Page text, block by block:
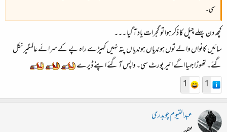
سی۔
کچھ دن پہلے چپل کا ذکر ہوا تو گجرات یاد آ گیا ۔۔۔
سائیں کانواں والے توں ہوندیاں ہوندیا ں پتہ نہیں کہیڑے راہ پے کے سرائے عالمگیر نکل
گئے۔ تھوڑا جہیا اگے ائیر پورٹ سی۔ واپس آ گئے اپنے ڈیرے
1
1
عبدالقیوم چوہدری